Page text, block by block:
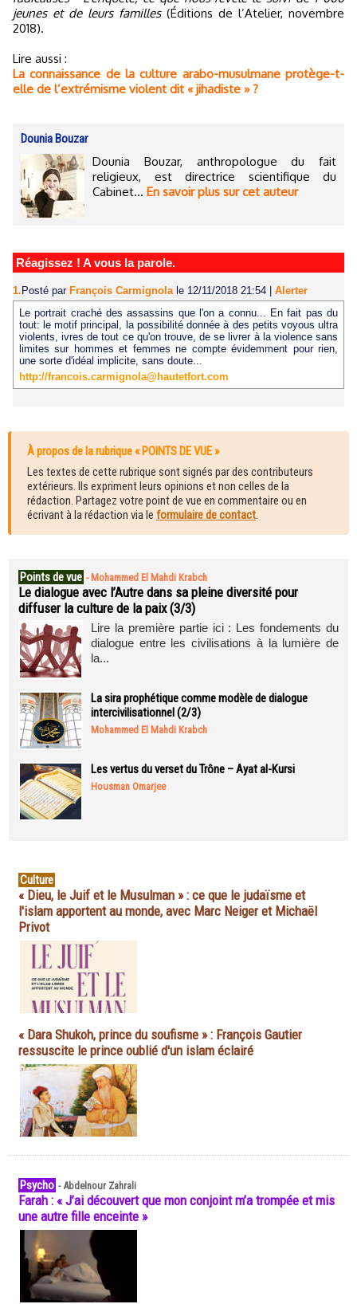
jeunes et de leurs familles(Éditions de l’Atelier, novembre
2018).
Lire aussi :
La connaissance de la culture arabo-musulmane protège-t-
elle de l’extrémisme violent dit « jihadiste » ?
Dounia Bouzar
Dounia Bouzar, anthropologue du fait
religieux, est directrice scientifique du
Cabinet... En savoir plus sur cet auteur
Réagissez ! A vous la parole.
1. Posté par François Carmignola le 12/11/2018 21:54
Alerter
Le portrait craché des assassins que l'on a connu... En fait pas du
tout: le motif principal, la possibilité donnée à des petits voyous ultra
violents, ivres de tout ce qu'on trouve, de se livrer à la violence sans
limites sur hommes et femmes ne compte évidemment pour rien,
une sorte d'idéal implicite, sans doute...
http://francois.carmignola@hautetfort.com
À propos de la rubrique « POINTS DE VUE »
Les textes de cette rubrique sont signés par des contributeurs
extérieurs. Ils expriment leurs opinions et non celles de la
rédaction. Partagez votre point de vue en commentaire ou en
écrivant à la rédaction via le formulaire de contact.
Points de vue - Mohammed El Mahdi Krabch
Le dialogue avec l’Autre dans sa pleine diversité pour
diffuser la culture de la paix (3/3)
Lire la première partie ici : Les fondements du
dialogue entre les civilisations à la lumière de
la...
La sira prophétique comme modèle de dialogue
intercivilisationnel (2/3)
Mohammed El Mahdi Krabch
Les vertus du verset du Trône – Ayat al-Kursi
Housman Omarjee
Culture
« Dieu, le Juif et le Musulman » : ce que le judaïsme et
l'islam apportent au monde, avec Marc Neiger et Michaël
Privot
« Dara Shukoh, prince du soufisme » : François Gautier
ressuscite le prince oublié d'un islam éclairé
Psycho -Abdelnour Zahrali
Farah : « J’ai découvert que mon conjoint m’a trompée et mis
une autre fille enceinte »